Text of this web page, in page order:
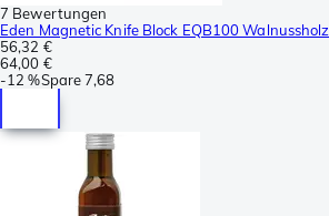
7 Bewertungen
Eden Magnetic Knife Block EQB100 Walnussholz
56,32 €
64,00 €
-12 %Spare7,68